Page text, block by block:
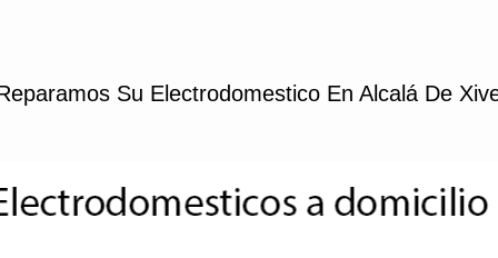
Su Electrodomestico En Alcalá De